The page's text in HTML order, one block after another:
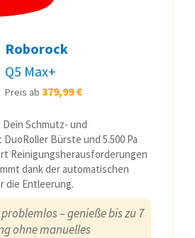
Roborock
Q5 Max+
Preis ab 379,99 €
Schmutz- und
Bürste und 5.500 Pa
Reinigungsherausforderungen
dank der automatischen
die Entleerung.
– genieße bis zu 7
ohne manuelles